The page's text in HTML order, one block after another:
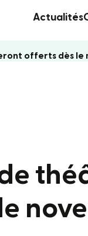
Actualités
offerts dès le